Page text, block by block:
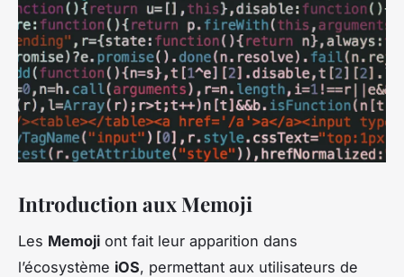
Introduction aux Memoji
Les Memoji ont fait leur apparition dans
l’écosystème iOS, permettant aux utilisateurs de